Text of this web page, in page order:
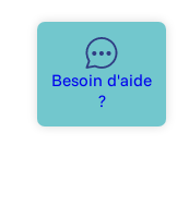
Besoin d'aide
?